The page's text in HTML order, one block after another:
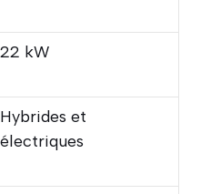
22 kW
Hybrides et
électriques